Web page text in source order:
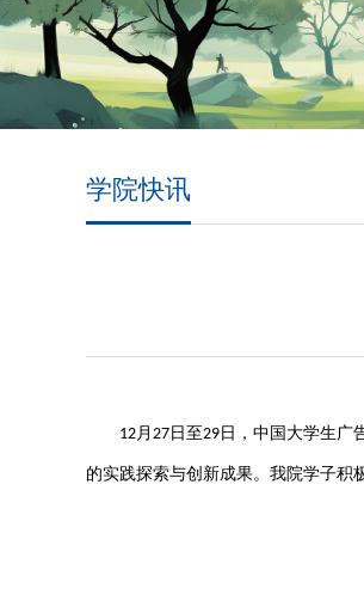
学院快讯
12月 27 日至29 日，中国大学生广
的实践探索与创新成果。我院学子积